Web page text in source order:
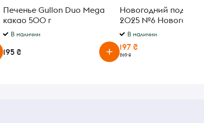
Печенье Gullon Duo Mega
какао 500 г
В наличии
195 ₴
Новогодний подарок
2025 №6 Новогодний
праздник 438 г
В наличии
197 ₴
265 ₴